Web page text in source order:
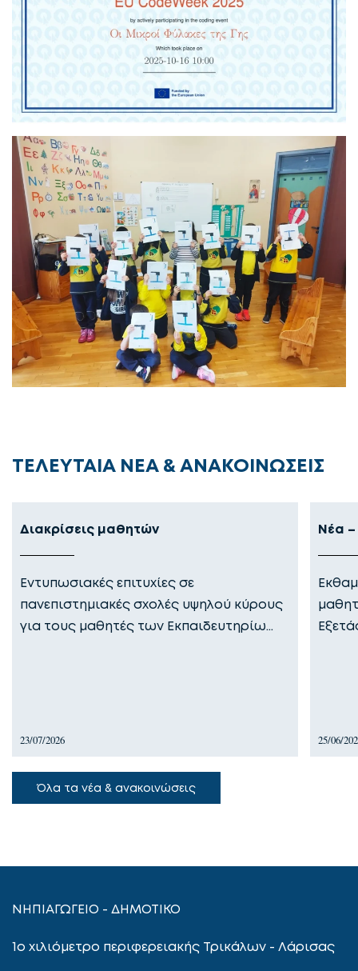
ΤΕΛΕΥΤΑΙΑ ΝΕΑ & ΑΝΑΚΟΙΝΩΣΕΙΣ
Διακρίσεις μαθητών
Εντυπωσιακές επιτυχίες σε
πανεπιστημιακές σχολές υψηλού κύρους
για τους μαθητές των Εκπαιδευτηρίω…
23/07/2026
Νέα –
25/06/
Όλα τα νέα & ανακοινώσεις
ΝΗΠΙΑΓΩΓΕΙΟ - ΔΗΜΟΤΙΚΟ
1ο χιλιόμετρο περιφερειακής Τρικάλων - Λάρισας